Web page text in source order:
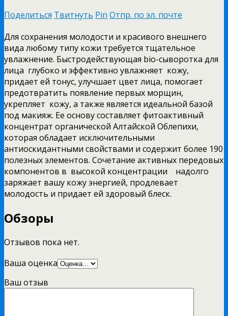
Поделиться Твитнуть Pin Отпр. по эл. почте
Для сохранения молодости и красивого внешнего
вида любому типу кожи требуется тщательное
увлажнение. Быстродействующая bio-сыворотка для
лица глубоко и эффективно увлажняет кожу,
придает ей тонус, улучшает цвет лица, помогает
предотвратить появление первых морщин,
укрепляет кожу, а также является идеальной базой
под макияж. Ее основу составляет фитоактивный
концентрат органической Алтайской Облепихи,
которая обладает исключительными
антиоскидантными свойствами и содержит более 190
полезных элементов. Сочетание активных передовых
компонентов в высокой концентрации надолго
заряжает вашу кожу энергией, продлевает
молодость и придает ей здоровый блеск.
Обзоры
Отзывов пока нет.
Ваша оценка
Ваш отзыв